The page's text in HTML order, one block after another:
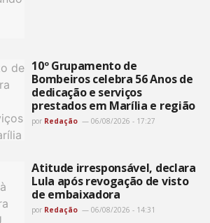
10º Grupamento de
Bombeiros celebra 56 Anos de
dedicação e serviços
prestados em Marília e região
por Redação 06/08/2026 - 17:27
Atitude irresponsável, declara
Lula após revogação de visto
de embaixadora
por Redação 06/08/2026 - 14:31